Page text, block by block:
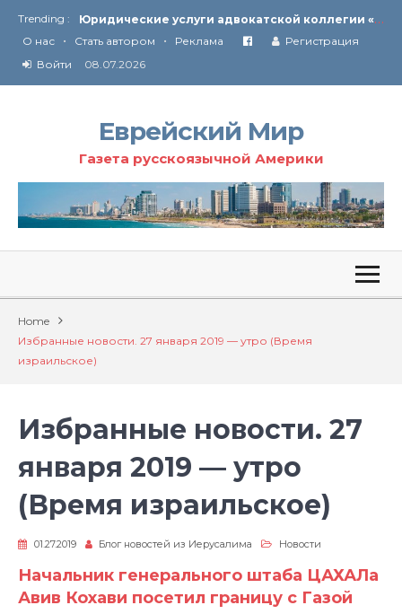
Trending : Ю
ридические услуги адвокатской коллегии «Эли Гервиц»: полное сопровождение на всех этапах
От Ирана до Ливана и Газы
О нас • Стать автором • Реклама
Регистрация
Войти
08.07.2026
Еврейский Мир
Газета русскоязычной Америки
Home
Избранные новости. 27 января 2019 — утро (Время
израильское)
Избранные новости. 27
января 2019 — утро
(Время израильское)
01.27.2019 Блог новостей из Иерусалима Новости
Начальник генерального штаба ЦАХАЛа
Авив Кохави посетил границу с Газой